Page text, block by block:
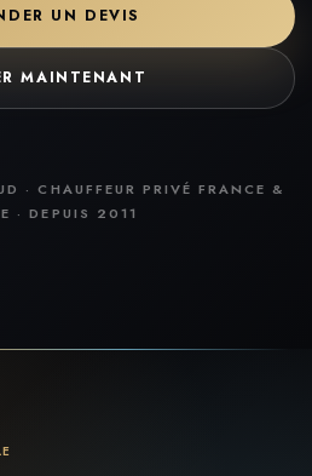
UN DEVIS
MAINTENANT
· CHAUFFEUR PRIVÉ FRANCE &
· DEPUIS 2011